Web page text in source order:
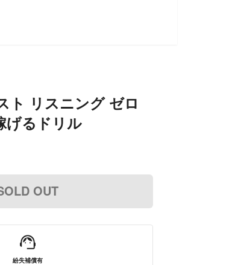
ト リスニング ゼロ
げるドリル
OUT
紛失補償有